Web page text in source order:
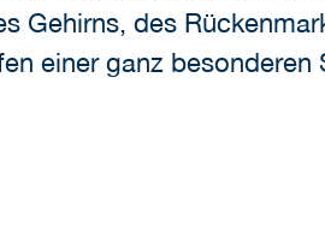
Gehirns, des
einer ganz besonderen